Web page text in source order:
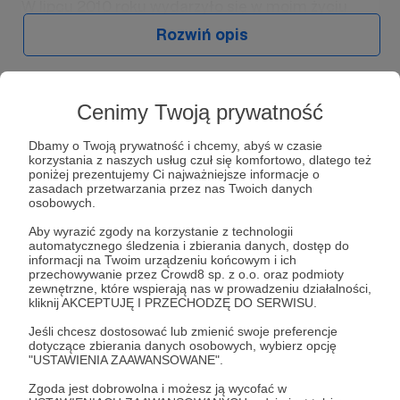
Cenimy Twoją prywatność
Dbamy o Twoją prywatność i chcemy, abyś w czasie
korzystania z naszych usług czuł się komfortowo, dlatego też
poniżej prezentujemy Ci najważniejsze informacje o
zasadach przetwarzania przez nas Twoich danych
osobowych.
Aby wyrazić zgody na korzystanie z technologii
automatycznego śledzenia i zbierania danych, dostęp do
informacji na Twoim urządzeniu końcowym i ich
przechowywanie przez Crowd8 sp. z o.o. oraz podmioty
zewnętrzne, które wspierają nas w prowadzeniu działalności,
kliknij AKCEPTUJĘ I PRZECHODZĘ DO SERWISU.
Jeśli chcesz dostosować lub zmienić swoje preferencje
dotyczące zbierania danych osobowych, wybierz opcję
"USTAWIENIA ZAAWANSOWANE".
Zgoda jest dobrowolna i możesz ją wycofać w
coś, co zmieniło je na zawsze. Tamtego upalnego
dnia usłyszałem przesłanie Ewangelii, które
wywróciło do góry nogami perspektywę mojego
Chrystusowi, i wówczas zdałem sobie sprawę, że
żyję w bardzo podzielonym świecie, który
nigdy nie powinien być podzielony
. Ten świat
miał być w jedności: w jedności z Bogiem i ludźmi.
Nie miał być światem podziałów, ani światem
dzielenia ludzi na tych lepszych i tych gorszych.
Nie miał być światem konfliktów i wojen, ale
połączeń, właściwych relacji i pokoju.
Wierzę, że aby taki świat był możliwy, Bóg powołał
swój Kościół. Ludzi, którzy otrzmali misję jednania.
Paradoks polega na tym, że ci właśnie ludzie, dwa
Chrystusa, tworzą dziś najbardziej podzieloną
grupę religijną na świecie.
Musimy to zmienić. Potrzebujemy zatrzymać
Rozwiń opis
Słuchaj w Patronite Audio!
SłuchajNie wszystko jednow aplikacji Patronite
Audio.
Pobierz aplikację na swój telefon lub słuchaj w
przeglądarce.
Słuchaj